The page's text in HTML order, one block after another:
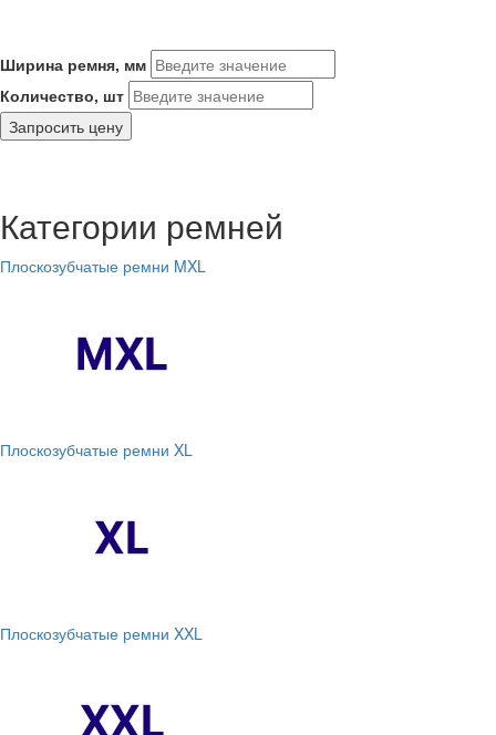
Ширина ремня, мм
Количество, шт
Запросить цену
Категории ремней
Плоскозубчатые ремни MXL
Плоскозубчатые ремни XL
Плоскозубчатые ремни XXL